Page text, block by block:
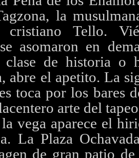
la
cristiano Tello.
asomaron en
clase de historia o
abre el apetito. La
toca por los bares
arte del
vega aparece el
La Plaza
de gran patio